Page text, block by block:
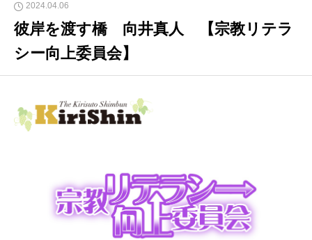
2024.04.06
彼岸を渡す橋 向井真人 【宗教リテラ
シー向上委員会】